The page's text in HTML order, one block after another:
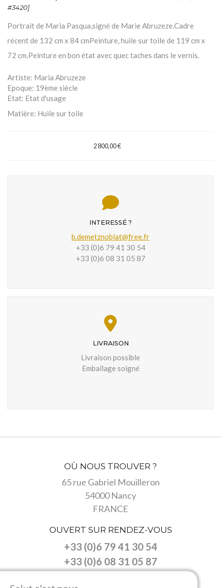
#3420]
Portrait de Maria Pasqua,signé de Marie Abruzeze.Cadre
récent de 132 cm x 84 cmPeinture, huile sur toile de 119 cm x
72 cm.Peinture en bon état avec quec taches dans le vernis.
Artiste: Maria Abruzeze
Epoque: 19ème siècle
Etat: Etat d'usage
Matière: Huile sur toile
2 800,00 €
INTERESSÉ ?
b.demetznoblat@free.fr
+33 (0)6 79 41 30 54
+33 (0)6 08 31 05 87
LIVRAISON
Livraison possible
Emballage soigné
OÙ NOUS TROUVER ?
65 rue Gabriel Mouilleron
54000 Nancy
FRANCE
OUVERT SUR RENDEZ-VOUS
+33 (0)6 79 41 30 54
+33 (0)6 08 31 05 87